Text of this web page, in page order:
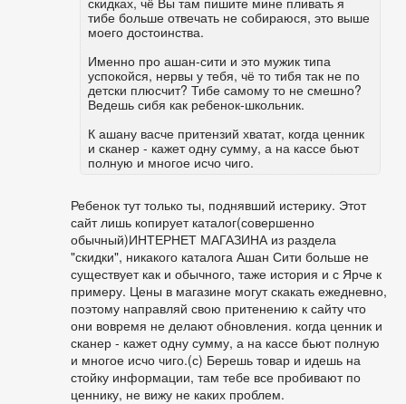
тибе больше отвечать не собираюся, это выше
моего достоинства.
Именно про ашан-сити и это мужик типа
успокойся, нервы у тебя, чё то тибя так не по
детски плюсчит? Тибе самому то не смешно?
Ведешь сибя как ребенок-школьник.
К ашану васче притензий хватат, когда ценник
и сканер - кажет одну сумму, а на кассе бьют
полную и многое исчо чиго.
Ребенок тут только ты, поднявший истерику. Этот
сайт лишь копирует каталог(совершенно
обычный)ИНТЕРНЕТ МАГАЗИНА из раздела
"скидки", никакого каталога Ашан Сити больше не
существует как и обычного, таже история и с Ярче к
примеру. Цены в магазине могут скакать ежедневно,
поэтому направляй свою притенению к сайту что
они вовремя не делают обновления. когда ценник и
сканер - кажет одну сумму, а на кассе бьют полную
и многое исчо чиго.(с) Берешь товар и идешь на
стойку информации, там тебе все пробивают по
ценнику, не вижу не каких проблем.